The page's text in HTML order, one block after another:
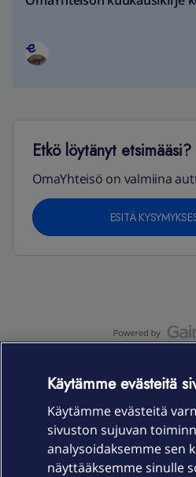
Etkö löytänyt etsimääsi?
OmaYhteisö on valmiina
ESITÄ
Laitteet & liittymät
Käytämme evästeitä
Käytämme evästeitä
sivuston sujuvan
analysoidaksemme sen
näyttääksemme sinulle